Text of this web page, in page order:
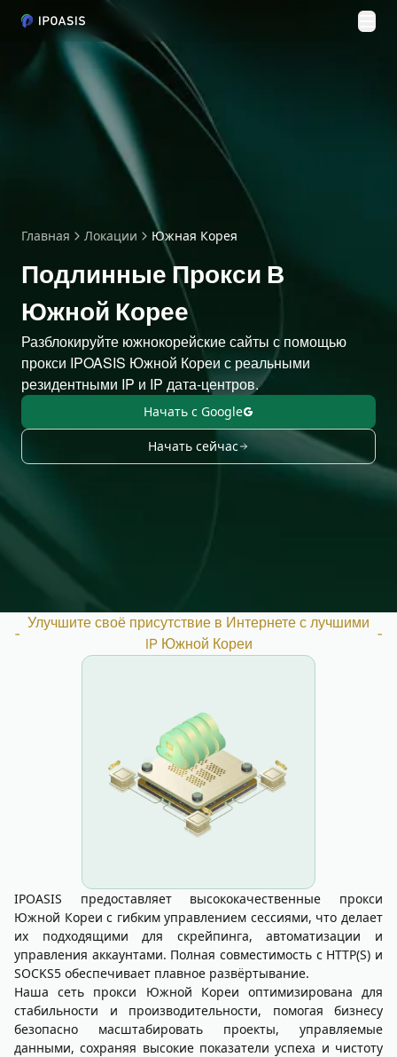
Главная Локации Южная Корея
Подлинные Прокси В
Южной Корее
Разблокируйте южнокорейские сайты с помощью
прокси IPOASIS Южной Кореи с реальными
резидентными IP и IP дата-центров.
Начать с Google
Начать сейчас
-
Улучшите своё присутствие в Интернете с лучшими
IP Южной Кореи
-
IPOASIS предоставляет высококачественные прокси
Южной Кореи с гибким управлением сессиями, что делает
их подходящими для скрейпинга, автоматизации и
управления аккаунтами. Полная совместимость с HTTP(S) и
SOCKS5 обеспечивает плавное развёртывание.
Наша сеть прокси Южной Кореи оптимизирована для
стабильности и производительности, помогая бизнесу
безопасно масштабировать проекты, управляемые
данными, сохраняя высокие показатели успеха и чистоту